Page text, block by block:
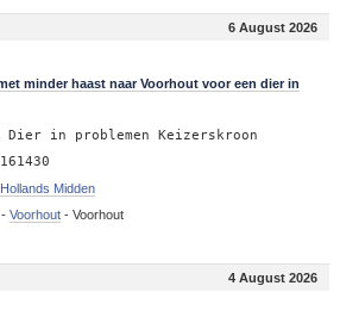
6 August 2026
minder haast naar Voorhout voor een dier in
Dier in problemen Keizerskroon
Hollands Midden
Voorhout- Voorhout
4 August 2026